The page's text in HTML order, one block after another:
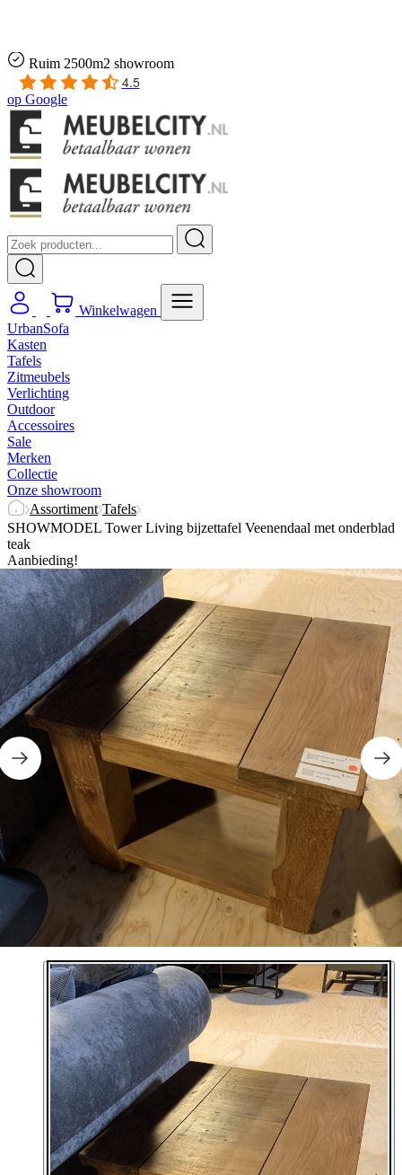
Ruim 2500m2 showroom
4.5
op Google
Winkelwagen
UrbanSofa
Kasten
Tafels
Zitmeubels
Verlichting
Outdoor
Accessoires
Sale
Merken
Collectie
Onze showroom
Assortiment Tafels
SHOWMODEL Tower Living bijzettafel Veenendaal met onderblad
teak
Aanbieding!